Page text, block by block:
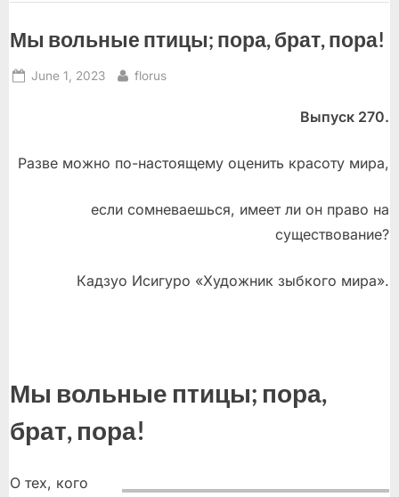
Мы вольные птицы; пора, брат, пора!
Posted
June 1, 2023 By
florus
Выпуск 270.
Разве можно по-настоящему оценить красоту мира,
если сомневаешься, имеет ли он право на
существование?
Кадзуо Исигуро «Художник зыбкого мира».
Мы вольные птицы; пора,
брат, пора!
О тех, кого